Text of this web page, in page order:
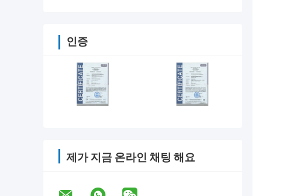
인증
제가 지금 온라인 채팅 해요